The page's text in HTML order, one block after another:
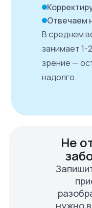
Отвечаем
В среднем
занимает 1-
зрение —
надолго.
Не
нужно